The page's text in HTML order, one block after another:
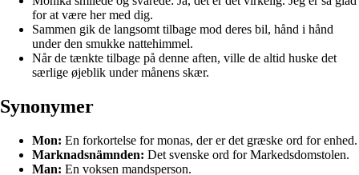
for at være her med dig.
Sammen gik de langsomt tilbage mod deres bil, hånd i hånd
under den smukke nattehimmel.
Når de tænkte tilbage på denne aften, ville de altid huske det
særlige øjeblik under månens skær.
Synonymer
Mon: En forkortelse for monas, der er det græske ord for enhed.
Marknadsnämnden: Det svenske ord for Markedsdomstolen.
Man: En voksen mandsperson.